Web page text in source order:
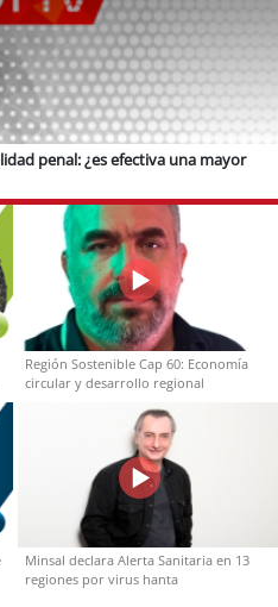
penal: ¿es efectiva una mayor
Región Sostenible Cap 60: Economía
circular y desarrollo regional
Minsal declara Alerta Sanitaria en 13
regiones por virus hanta